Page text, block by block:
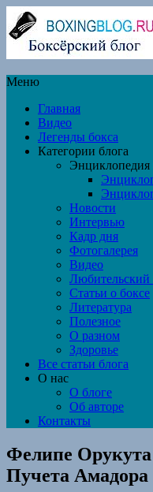
Меню
Главная
Видео
Легенды бокса
Категории блога
Энциклопедия
Новости
Интервью
Кадр дня
Фотогалерея
Видео
Любительский
Статьи о боксе
Литература
Полезное
О разном
Здоровье
Все статьи блога
О нас
О блоге
Об авторе
Контакты
Фелипе Орукута
Пучета Амадора